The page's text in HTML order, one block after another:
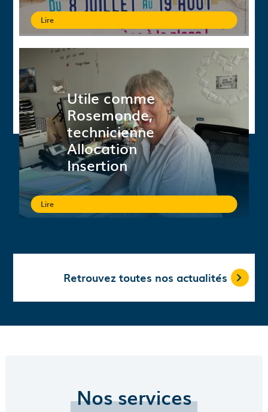
Retrouvez toutes nos actualités
Lire
Utile comme
Rosemonde,
technicienne
Allocation
Insertion
Lire
Nos services